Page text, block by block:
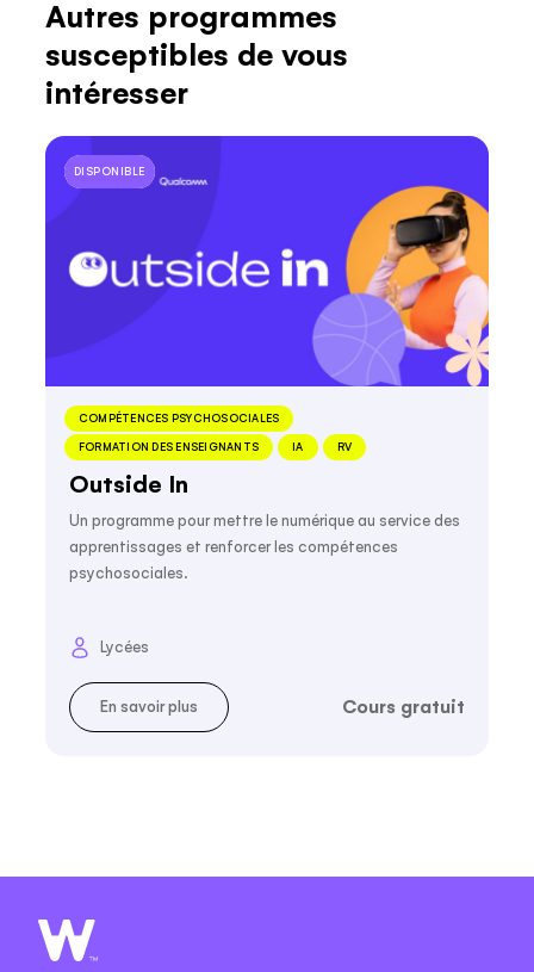
Autres programmes
susceptibles de vous
intéresser
DISPONIBLE
DISPONIBLE
COMPÉTENCES PSYCHOSOCIALES
FORMATION DES ENSEIGNANTS IA RV
Outside In
Un programme pour mettre le numérique au service des
apprentissages et renforcer les compétences
psychosociales.
Lycées
En savoir plus Cours gratuit